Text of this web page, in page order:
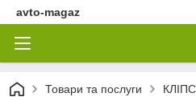
avto-magaz
Товари та послуги